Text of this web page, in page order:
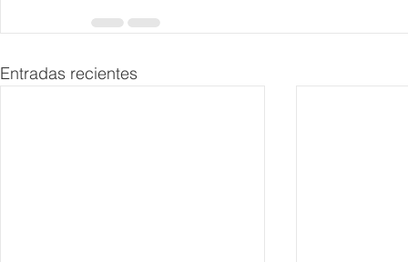
Entradas recientes